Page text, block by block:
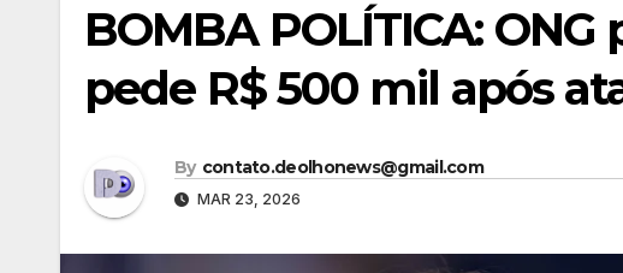
BOMBA POLÍTICA:
pede R$ 500 mil após
By contato.deolhonews@gmail.com
MAR 23, 2026